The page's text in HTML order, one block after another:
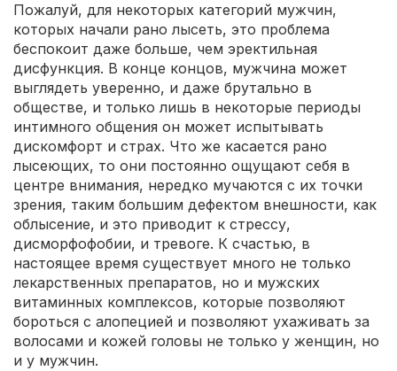
Пожалуй, для некоторых категорий мужчин,
которых начали рано лысеть, это проблема
беспокоит даже больше, чем эректильная
дисфункция. В конце концов, мужчина может
выглядеть уверенно, и даже брутально в
обществе, и только лишь в некоторые периоды
интимного общения он может испытывать
дискомфорт и страх. Что же касается рано
лысеющих, то они постоянно ощущают себя в
центре внимания, нередко мучаются с их точки
зрения, таким большим дефектом внешности, как
облысение, и это приводит к стрессу,
дисморфофобии, и тревоге. К счастью, в
настоящее время существует много не только
лекарственных препаратов, но и мужских
витаминных комплексов, которые позволяют
бороться с алопецией и позволяют ухаживать за
волосами и кожей головы не только у женщин, но
и у мужчин.